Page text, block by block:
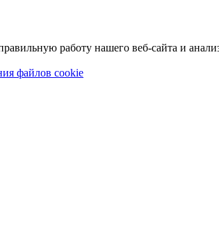
работу нашего веб-сайта и
файлов cookie